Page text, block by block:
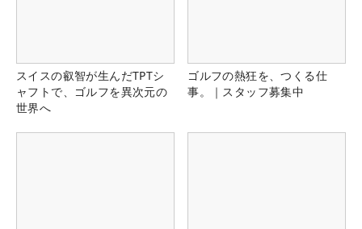
スイスの叡智が生んだTPTシ
ャフトで、ゴルフを異次元の
世界へ
ゴルフの熱狂を、つくる仕
事。｜スタッフ募集中